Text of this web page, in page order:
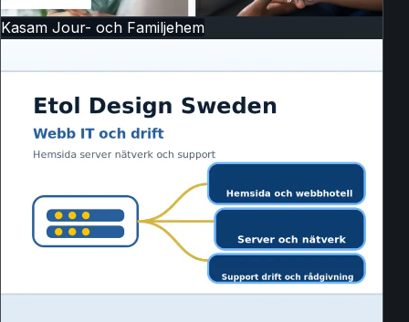
Kasam Jour- och Familjehem